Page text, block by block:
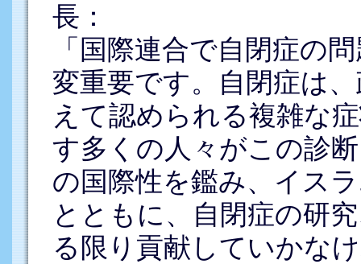
長：
「国際連合で自閉症の
変重要です。自閉症は
えて認められる複雑な
す多くの人々がこの診
の国際性を鑑み、イス
とともに、自閉症の研
る限り貢献していかな